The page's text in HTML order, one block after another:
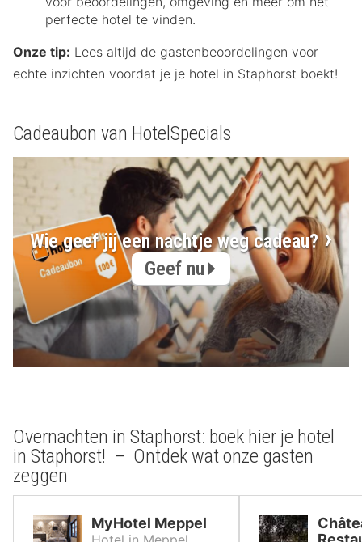
perfecte hotel te vinden.
Onze tip: Lees altijd de gastenbeoordelingen voor
echte inzichten voordat je je hotel in Staphorst boekt!
Cadeaubon van HotelSpecials
Wie geef jij een nachtje weg cadeau?
Geef nu
Overnachten in Staphorst: boek hier je hotel
in Staphorst! – Ontdek wat onze gasten
zeggen
MyHotel Meppel